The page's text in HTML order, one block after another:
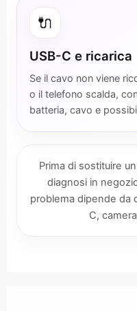
🔌
USB-C e ricarica
Se il cavo non viene
o il telefono scalda,
batteria, cavo e
Prima di sostituire
diagnosi in
problema dipende da
C,